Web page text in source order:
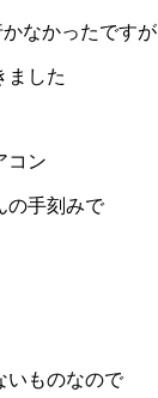
なかったですが
ました
ン
の手刻みで
ものなので